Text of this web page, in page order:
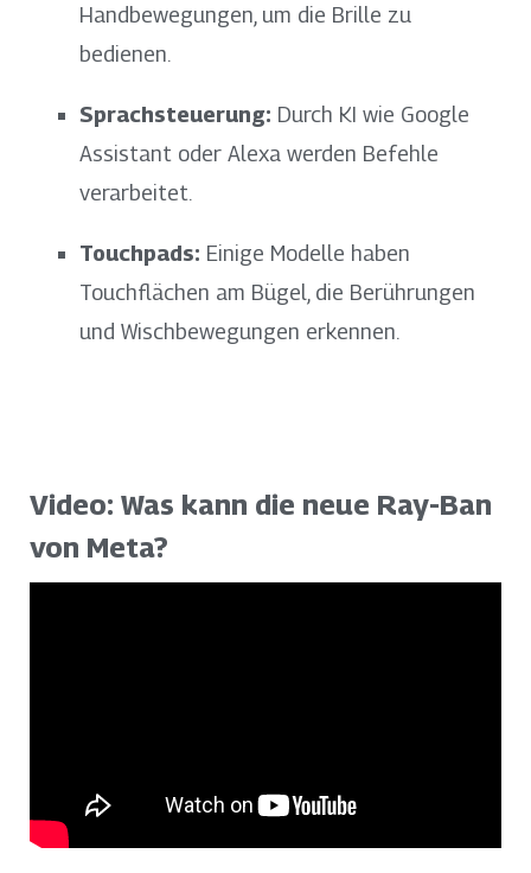
Handbewegungen, um die Brille zu
bedienen.
Sprachsteuerung: Durch KI wie Google
Assistant oder Alexa werden Befehle
verarbeitet.
Touchpads: Einige Modelle haben
Touchflächen am Bügel, die Berührungen
und Wischbewegungen erkennen.
Video: Was kann die neue Ray-Ban
von Meta?